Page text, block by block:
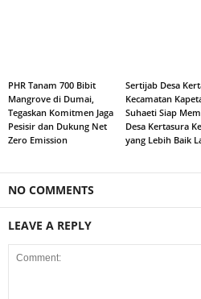
PHR Tanam 700 Bibit
Mangrove di Dumai,
Tegaskan Komitmen Jaga
Pesisir dan Dukung Net
Zero Emission
Sertijab Desa
Kecamatan
Suhaeti Siap
Desa Kertasura
yang Lebih Baik
NO COMMENTS
LEAVE A REPLY